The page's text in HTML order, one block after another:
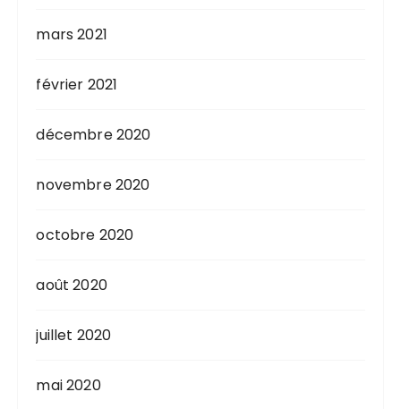
mars 2021
février 2021
décembre 2020
novembre 2020
octobre 2020
août 2020
juillet 2020
mai 2020